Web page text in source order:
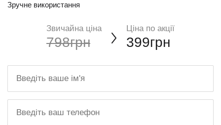
Зручне використання
Звичайна ціна
798грн
Ціна по акції
399грн